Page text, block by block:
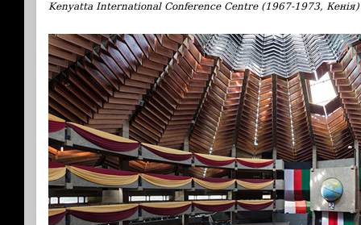
Kenyatta International Conference Centre (1967-1973, Кенія)